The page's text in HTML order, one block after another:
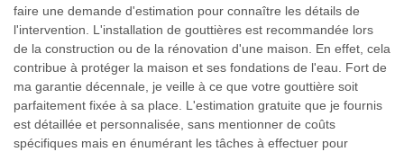
faire une demande d'estimation pour connaître les détails de
l'intervention. L'installation de gouttières est recommandée lors
de la construction ou de la rénovation d'une maison. En effet, cela
contribue à protéger la maison et ses fondations de l'eau. Fort de
ma garantie décennale, je veille à ce que votre gouttière soit
parfaitement fixée à sa place. L'estimation gratuite que je fournis
est détaillée et personnalisée, sans mentionner de coûts
spécifiques mais en énumérant les tâches à effectuer pour